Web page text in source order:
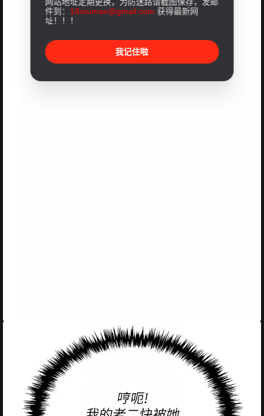
件到： 18rouman@gmail.com 获得最新网
址！！！
我记住啦